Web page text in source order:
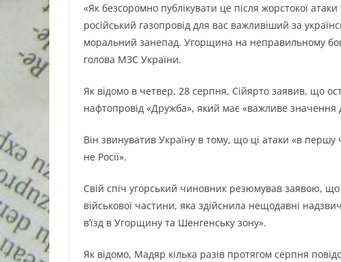
«Як безсоромно публікувати це після жорстокої
російський газопровід для вас важливіший за
моральний занепад. Угорщина на неправильному
голова МЗС України.
Як відомо в четвер, 28 серпня, Сійярто заявив, що
нафтопровід «Дружба», який має «важливе
Він звинуватив Україну в тому, що ці атаки «в
не Росії».
Свій спіч угорський чиновник резюмував заявою,
військової частини, яка здійснила нещодавні
в’їзд в Угорщину та Шенгенську зону».
Як відомо, Мадяр кілька разів протягом серпня